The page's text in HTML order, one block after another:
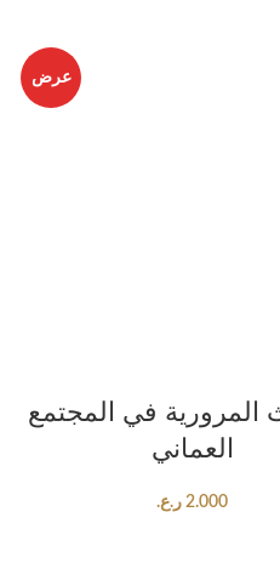
عرض
المرورية في المجتمع
العماني
2.000 ر.ع.